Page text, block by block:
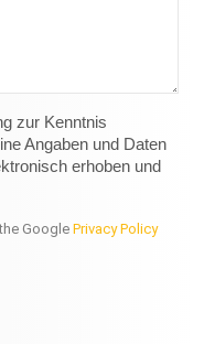
zur Kenntnis
Angaben und Daten
erhoben und
Google Privacy Policy